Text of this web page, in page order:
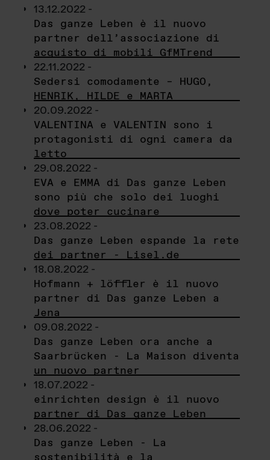
13.12.2022 -
Das ganze Leben è il nuovo
partner dell’associazione di
acquisto di mobili GfMTrend
22.11.2022 -
Sedersi comodamente – HUGO,
HENRIK, HILDE e MARTA
20.09.2022 -
VALENTINA e VALENTIN sono i
protagonisti di ogni camera da
letto
29.08.2022 -
EVA e EMMA di Das ganze Leben
sono più che solo dei luoghi
dove poter cucinare
23.08.2022 -
Das ganze Leben espande la rete
dei partner - Lisel.de
18.08.2022 -
Hofmann + löffler è il nuovo
partner di Das ganze Leben a
Jena
09.08.2022 -
Das ganze Leben ora anche a
Saarbrücken - La Maison diventa
un nuovo partner
18.07.2022 -
einrichten design è il nuovo
partner di Das ganze Leben
28.06.2022 -
Das ganze Leben - La
sostenibilità e la